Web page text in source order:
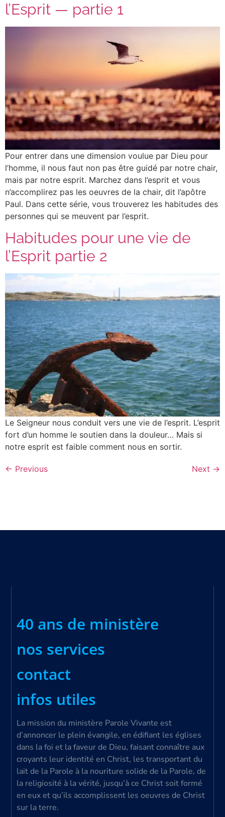
l’Esprit — partie 1
Pour entrer dans une dimension voulue par Dieu pour
l’homme, il nous faut non pas être guidé par notre chair,
mais par notre esprit. Marchez dans l’esprit et vous
n’accomplirez pas les oeuvres de la chair, dit l’apôtre
Paul. Dans cette série, vous trouverez les habitudes des
personnes qui se meuvent par l’esprit.
Habitudes pour une vie de
l’Esprit partie 2
Le Seigneur nous conduit vers une vie de l’esprit. L’esprit
fort d’un homme le soutien dans la douleur… Mais si
notre esprit est faible comment nous en sortir.
← Previous Next →
40 ans de ministère
nos services
contact
infos utiles
La mission du ministère Parole Vivante est
d’annoncer le plein évangile, en édifiant les églises
dans la foi et la faveur de Dieu, faisant connaître aux
croyants leur identité en Christ, les transportant du
lait de la Parole à la nouriture solide de la Parole, de
la religiosité à la vérité, jusqu’à ce Christ soit formé
en eux et qu’ils accomplissent les oeuvres de Christ
sur la terre.